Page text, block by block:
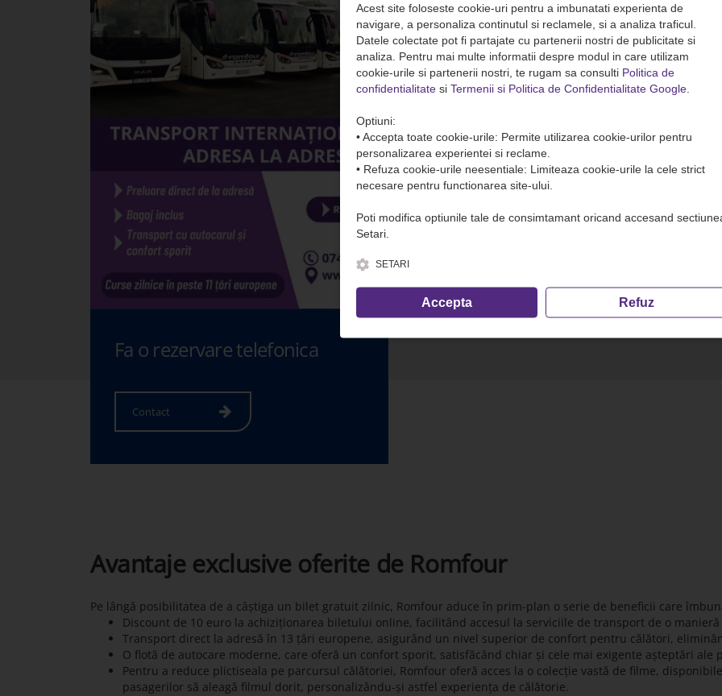
Fa o rezervare telefonica
Contact
Avantaje exclusive oferite de Romfour
Pe lângă posibilitatea de a câștiga un bilet gratuit zilnic, Romfour aduce în prim-plan o serie de beneficii care
Discount de 10 euro la achiziționarea biletului online, facilitând accesul la serviciile de transport de o
Transport direct la adresă în 13 țări europene, asigurând un nivel superior de confort pentru călători,
O flotă de autocare moderne, care oferă un confort sporit, satisfăcând chiar și cele mai exigente așteptări ale
Pentru a reduce plictiseala pe parcursul călătoriei, Romfour oferă acces la o colecție vastă de filme,
pasagerilor să aleagă filmul dorit, personalizându-și astfel experiența de călătorie.
Acest site foloseste cookie-uri pentru a imbunatati experienta de
navigare, a personaliza continutul si reclamele, si a analiza traficul.
Datele colectate pot fi partajate cu partenerii nostri de publicitate si
analiza. Pentru mai multe informatii despre modul in care utilizam
cookie-urile si partenerii nostri, te rugam sa consulti Politica de
confidentialitate si Termenii si Politica de Confidentialitate Google
Optiuni:
• Accepta toate cookie-urile: Permite utilizarea cookie-urilor pentru
personalizarea experientei si reclame.
• Refuza cookie-urile neesentiale: Limiteaza cookie-urile la cele strict
necesare pentru functionarea site-ului.
Poti modifica optiunile tale de consimtamant oricand accesand
Setari.
SETARI
Accepta Refuz